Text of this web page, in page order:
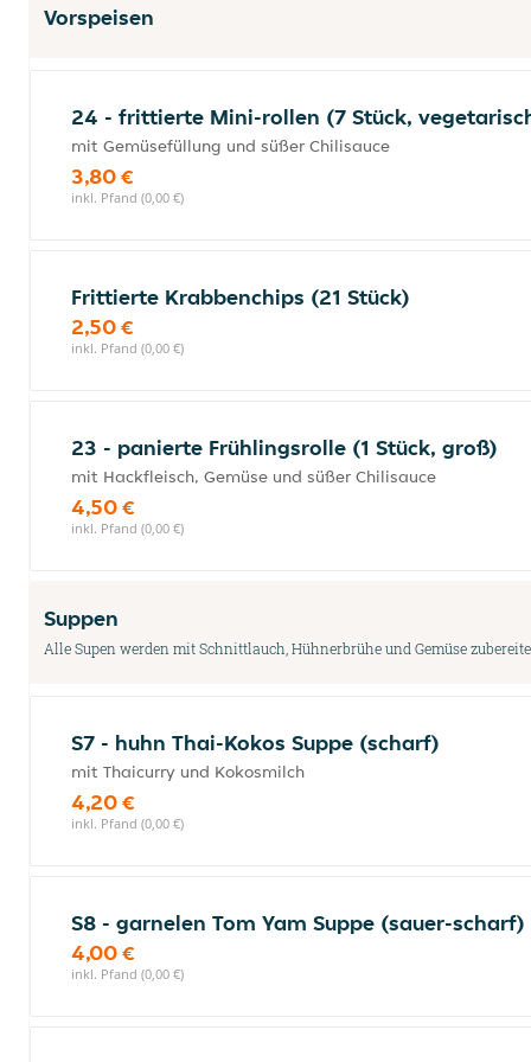
Vorspeisen
24 - frittierte Mini-rollen (7 Stück,
mit Gemüsefüllung und süßer Chilisauce
3,80 €
inkl. Pfand (0,00 €)
Frittierte Krabbenchips (21 Stück)
2,50 €
inkl. Pfand (0,00 €)
23 - panierte Frühlingsrolle (1 Stück, groß)
mit Hackfleisch, Gemüse und süßer Chilisauce
4,50 €
inkl. Pfand (0,00 €)
Suppen
Alle Supen werden mit Schnittlauch, Hühnerbrühe und Gemüse
S7 - huhn Thai-Kokos Suppe (scharf)
mit Thaicurry und Kokosmilch
4,20 €
inkl. Pfand (0,00 €)
S8 - garnelen Tom Yam Suppe (sauer-scharf)
4,00 €
inkl. Pfand (0,00 €)